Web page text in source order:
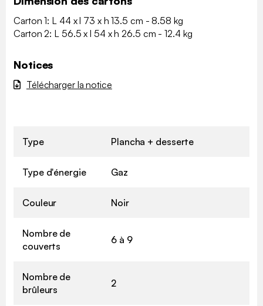
Carton 1: L 44 x l 73 x h 13.5 cm - 8.58 kg
Carton 2: L 56.5 x l 54 x h 26.5 cm - 12.4 kg
Notices
Télécharger la notice
Type Plancha + desserte
Type d'énergie Gaz
Couleur Noir
Nombre de
couverts
6 à 9
Nombre de
brûleurs
2